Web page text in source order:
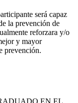
será capaz
la prevención de
reforzara y/o
y mayor
prevención.
EN EL